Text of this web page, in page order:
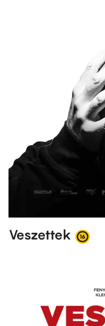
Veszettek